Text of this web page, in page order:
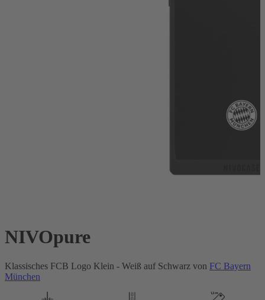
NIVOpure
Klassisches FCB Logo Klein - Weiß auf Schwarz von FC Bayern
München